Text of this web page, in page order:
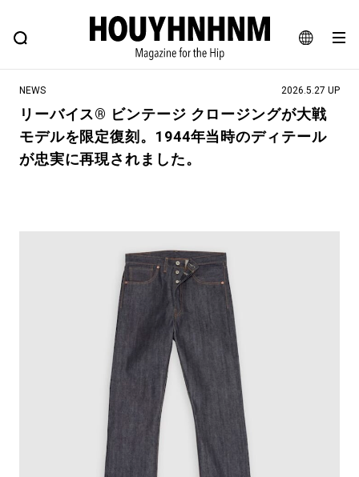
JA
EN
FEATURE BLOG SNAP
ヒップなファッション、カルチャー、ライフスタイルWEBマガジン
#注目のタグ
#NEW VINTAGE #マイナーグッド図鑑
#路地裏てぃーん。 #MONTHLY JOURNAL
#GH 銘品の所以 #フイナムのYouTube
#FOCUS IT #AH.H
#FASHION #MUSIC
#SNEAKER #OUTDOOR
#HANDSOME HANDBOOK
NEWS 2026.5.27 UP
リーバイス® ビンテージ クロージングが大戦
モデルを限定復刻。1944年当時のディテール
が忠実に再現されました。